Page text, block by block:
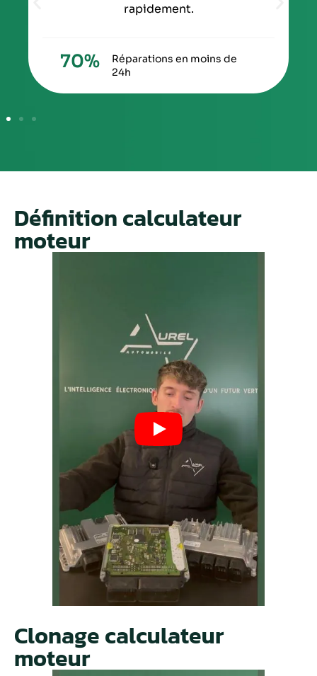
rapidement.
Réparations en moins de
24h
70%
Définition calculateur
moteur
Clonage calculateur
moteur